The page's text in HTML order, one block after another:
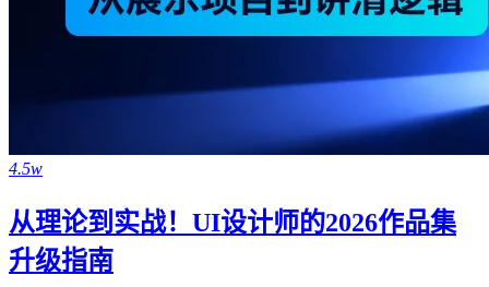
4.5w
从理论到实战！UI设计师的2026作品集
升级指南